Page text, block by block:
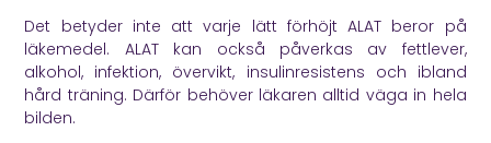
Det betyder inte att varje lätt förhöjt ALAT beror på
läkemedel. ALAT kan också påverkas av fettlever,
alkohol, infektion, övervikt, insulinresistens och ibland
hård träning. Därför behöver läkaren alltid väga in hela
bilden.